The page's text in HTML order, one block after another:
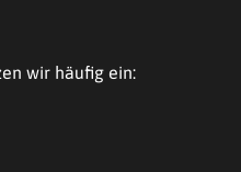
wir häufig ein: